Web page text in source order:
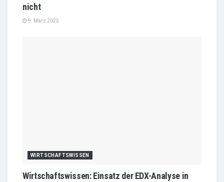
nicht
9. März 2025
WIRTSCHAFTSWISSEN
Wirtschaftswissen: Einsatz der EDX-Analyse in